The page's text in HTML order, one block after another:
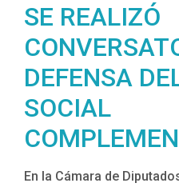
SE REALIZÓ
DEFENSA
SOCIAL
En la Cámara de